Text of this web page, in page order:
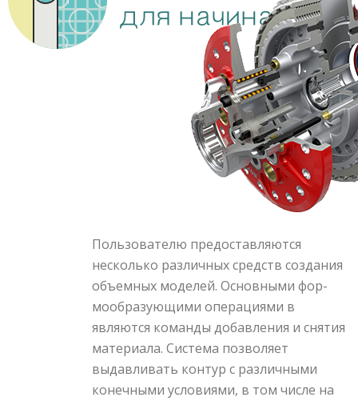
Пользователю предоставляются
несколько различных средств создания
объемных моделей. Основными фор­
мообразующими операциями в
являются команды добавления и снятия
материала. Система позволяет
выдавливать контур с различными
конечными условиями, в том числе на